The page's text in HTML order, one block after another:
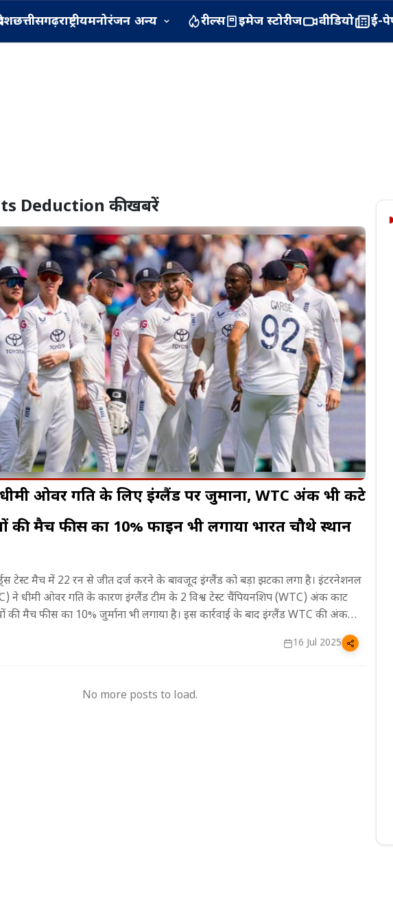
छत्तीसगढ़राष्ट्रीयमनोरंजन अन्य रील्स इमेज स्टोरीज वीडियो ई-
मिलेगा
में आएगा
लिए सौरव गुर्जर ने खुद को कैसे पूरी
बदला?
मिश्र
15 साल पुरानी बसों के नियम पर
से अनिश्चितकालीन हड़ताल पर
Deduction की खबरें
धीमी ओवर गति के लिए इंग्लैंड पर जुर्माना, WTC अंक भी कटे
की मैच फीस का 10% फाइन भी लगाया भारत चौथे स्थान
टेस्ट मैच में 22 रन से जीत दर्ज करने के बावजूद इंग्लैंड को बड़ा झटका लगा है। इंटरनेशनल
ने धीमी ओवर गति के कारण इंग्लैंड टीम के 2 विश्व टेस्ट चैंपियनशिप (WTC) अंक काट
की मैच फीस का 10% जुर्माना भी लगाया है। इस कार्रवाई के बाद इंग्लैंड WTC की अंक
16 Jul 2025
No more posts to load.